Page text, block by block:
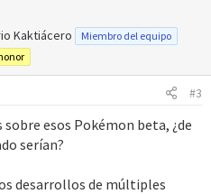
Kaktiácero
Miembro del equipo
#3
esos Pokémon beta, ¿de
serían?
desarrollos de múltiples